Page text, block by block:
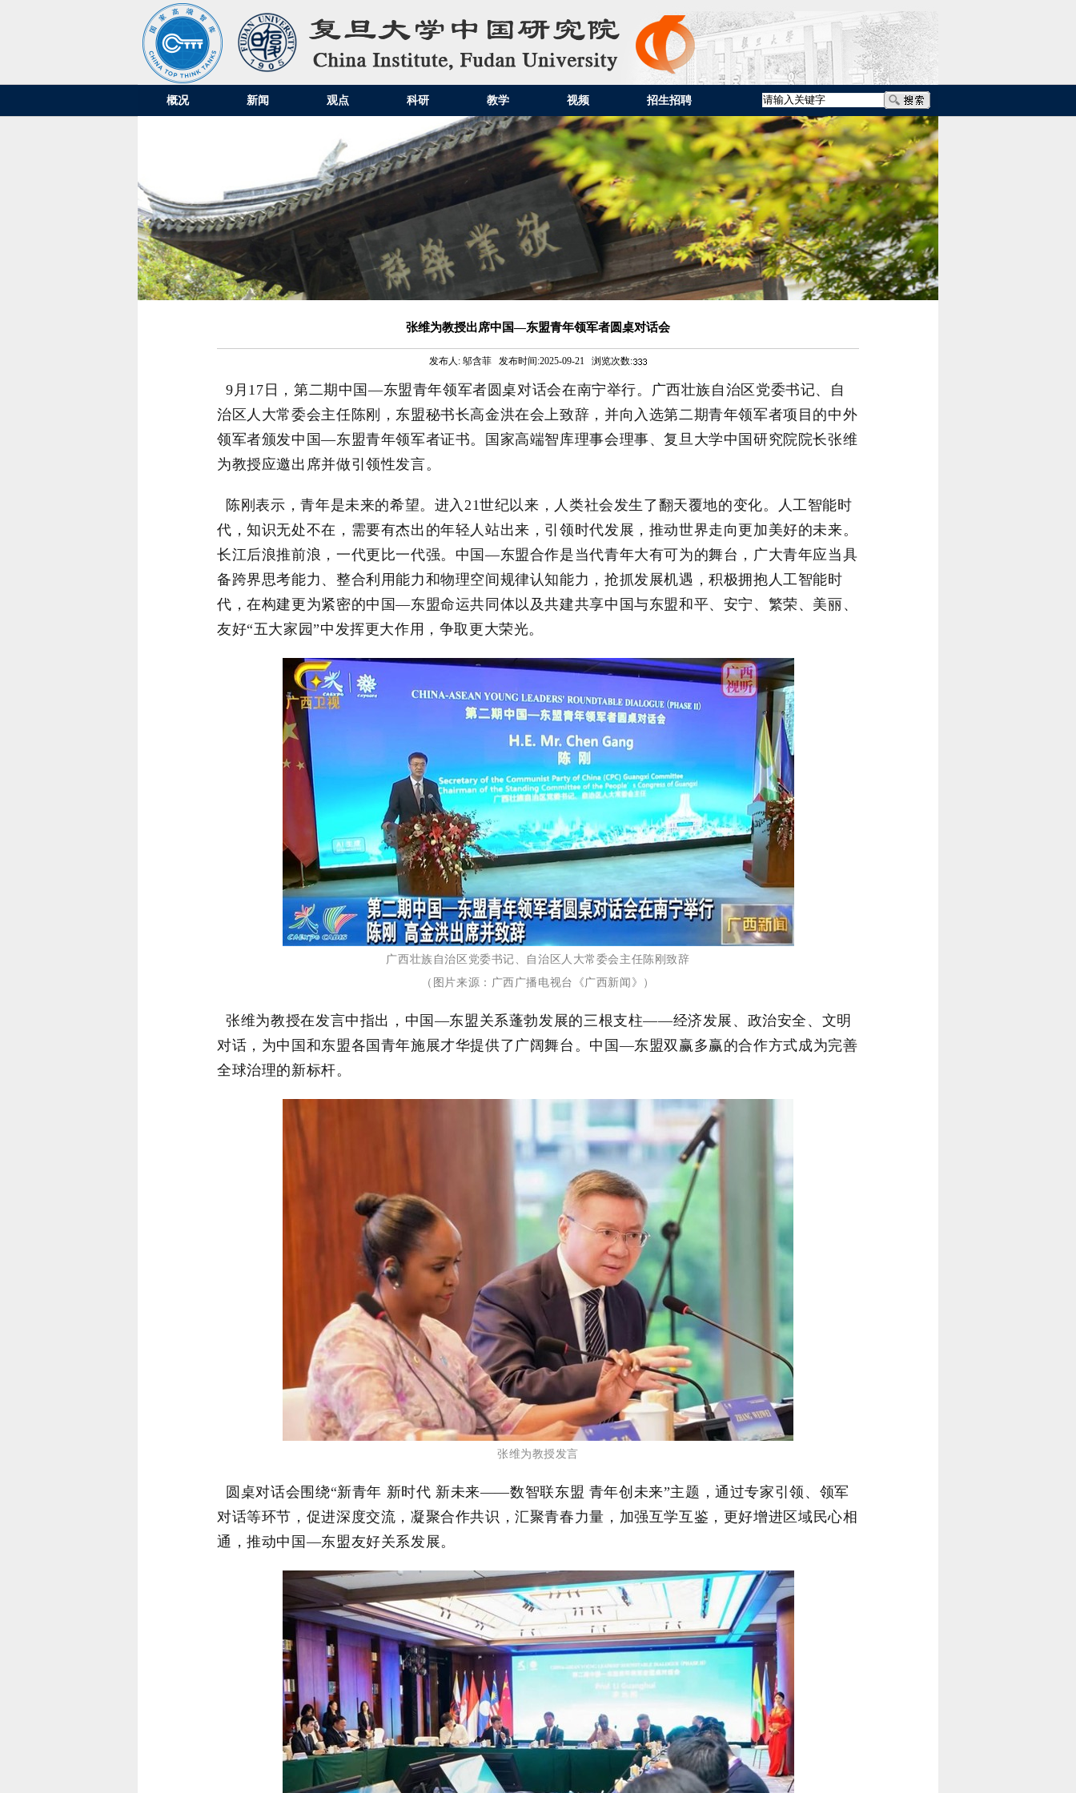
概况 新闻 观点 科研 教学 视频 招生招聘
张维为教授出席中国—东盟青年领军者圆桌对话会
发布人: 邬含菲 发布时间:2025-09-21 浏览次数:
9 月 17 日，第二期中国—东盟青年领军者圆桌对话会在南宁举行。广西壮族自治区党委书记、自
治区人大常委会主任陈刚，东盟秘书长高金洪在会上致辞，并向入选第二期青年领军者项目的中外
领军者颁发中国—东盟青年领军者证书。国家高端智库理事会理事、复旦大学中国研究院院长张维
为教授应邀出席并做引领性发言。
陈刚表示，青年是未来的希望。进入21世纪以来，人类社会发生了翻天覆地的变化。人工智能时
代，知识无处不在，需要有杰出的年轻人站出来，引领时代发展，推动世界走向更加美好的未来。
长江后浪推前浪，一代更比一代强。中国—东盟合作是当代青年大有可为的舞台，广大青年应当具
备跨界思考能力、整合利用能力和物理空间规律认知能力，抢抓发展机遇，积极拥抱人工智能时
代，在构建更为紧密的中国—东盟命运共同体以及共建共享中国与东盟和平、安宁、繁荣、美丽、
友好“五大家园”中发挥更大作用，争取更大荣光。
广西壮族自治区党委书记、自治区人大常委会主任陈刚致辞
（图片来源：广西广播电视台《广西新闻》）
张维为教授在发言中指出，中国—东盟关系蓬勃发展的三根支柱——经济发展、政治安全、文明
对话，为中国和东盟各国青年施展才华提供了广阔舞台。中国—东盟双赢多赢的合作方式成为完善
全球治理的新标杆。
张维为教授发言
圆桌对话会围绕“新青年 新时代 新未来——数智联东盟 青年创未来”主题，通过专家引领、领军
对话等环节， 促进深度交流， 凝聚合作共识，汇聚青春力量，加强互学互鉴，更好增进区域民心相
通，推动中国—东盟友好关系发展。